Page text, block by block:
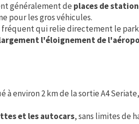
généralement de places de
pour les gros véhicules.
qui relie directement le
l'éloignement de
environ 2 km de la sortie A4
et les autocars, sans limites de